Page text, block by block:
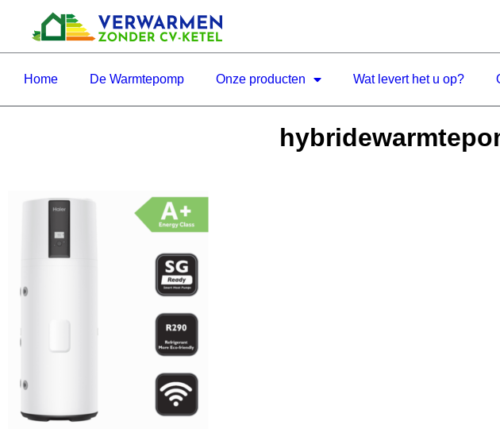
Home De Warmtepomp Onze producten Wat levert het u op?